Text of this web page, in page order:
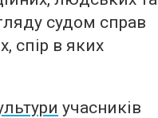
судом справ
спір в яких
учасників